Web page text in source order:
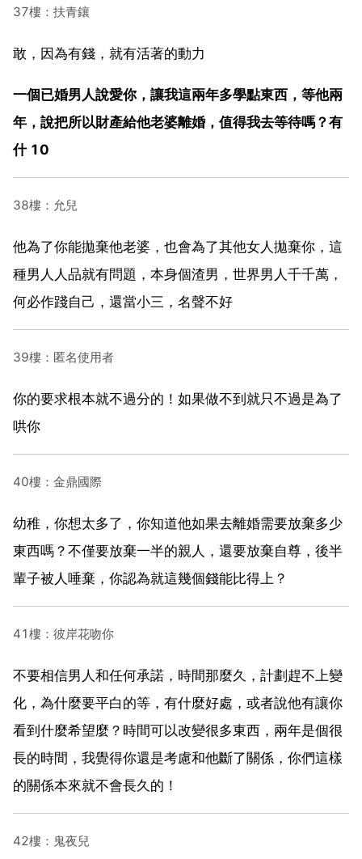
37樓：扶青鑲
敢，因為有錢，就有活著的動力
一個已婚男人說愛你，讓我這兩年多學點東西，等他兩
年，說把所以財產給他老婆離婚，值得我去等待嗎？有
什 10
38樓：允兒
他為了你能拋棄他老婆，也會為了其他女人拋棄你，這
種男人人品就有問題，本身個渣男，世界男人千千萬，
何必作踐自己，還當小三，名聲不好
39樓：匿名使用者
你的要求根本就不過分的！如果做不到就只不過是為了
哄你
40樓：金鼎國際
幼稚，你想太多了，你知道他如果去離婚需要放棄多少
東西嗎？不僅要放棄一半的親人，還要放棄自尊，後半
輩子被人唾棄，你認為就這幾個錢能比得上？
41樓：彼岸花吻你
不要相信男人和任何承諾，時間那麼久，計劃趕不上變
化，為什麼要平白的等，有什麼好處，或者說他有讓你
看到什麼希望麼？時間可以改變很多東西，兩年是個很
長的時間，我覺得你還是考慮和他斷了關係，你們這樣
的關係本來就不會長久的！
42樓：鬼夜兒